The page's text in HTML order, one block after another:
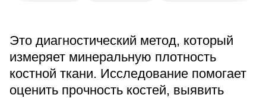
399000, г. Липецк, Плехановское лесничество,
Ленинский лесхоз, квартал 67
Понедельник — четверг
перерыв 12:00–12:30
Это диагностический метод, который
измеряет минеральную плотность
костной ткани. Исследование помогает
оценить прочность костей, выявить